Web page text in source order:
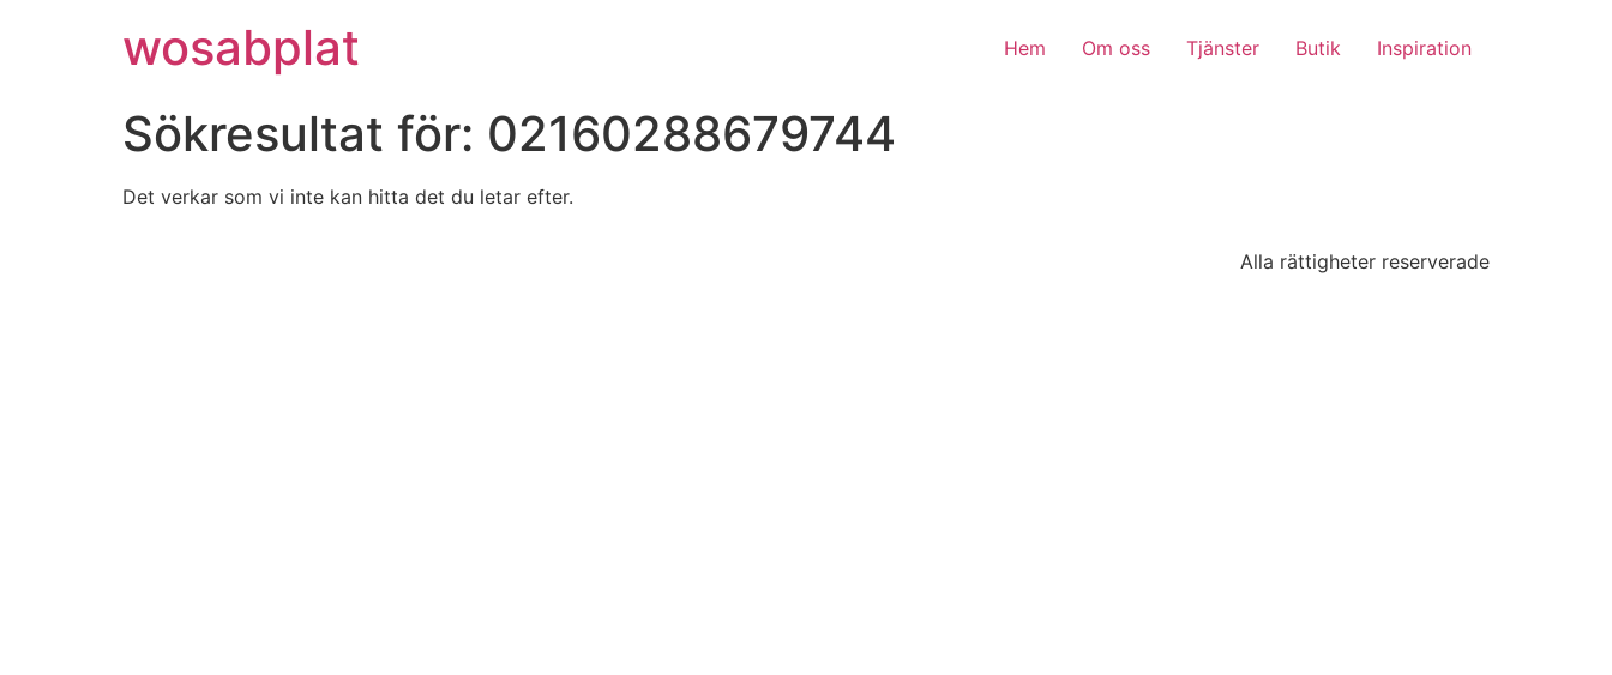
wosabplat Hem Om oss Tjänster Butik Inspiration
Sökresultat för: 02160288679744
Det verkar som vi inte kan hitta det du letar efter.
Alla rättigheter reserverade